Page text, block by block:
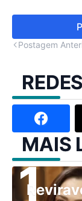
Postagem
MAIS